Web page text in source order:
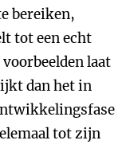
bereiken,
tot een echt
laat
dan het in
tot zijn